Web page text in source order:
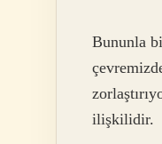
Bununla
ilişkilidir.